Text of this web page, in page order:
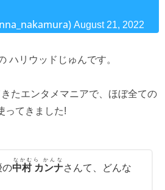
August 21, 2022
ハリウッドじゅんです。
たエンタメマニアで、ほぼ全ての
ってきました!
の中村 カンナ
なかむら かんな
さんて、どんな